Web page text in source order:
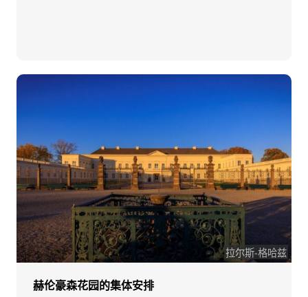
拉尔斯-格哈兹
赫伦豪森花园的集体安排